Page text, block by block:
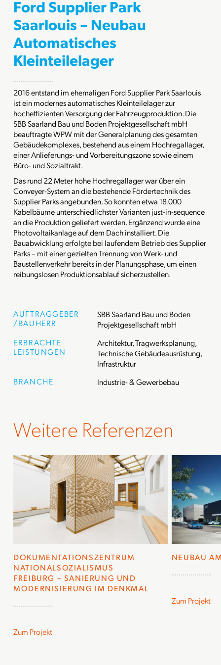
Ford Supplier Park
Saarlouis – Neubau
Automatisches
Kleinteilelager
2016 entstand im ehemaligen Ford Supplier Park Saarlouis
ist ein modernes automatisches Kleinteilelager zur
hocheffizienten Versorgung der Fahrzeugproduktion. Die
SBB Saarland Bau und Boden Projektgesellschaft mbH
beauftragte WPW mit der Generalplanung des gesamten
Gebäudekomplexes, bestehend aus einem Hochregallager,
einer Anlieferungs- und Vorbereitungszone sowie einem
Büro- und Sozialtrakt.
Das rund 22 Meter hohe Hochregallager war über ein
Conveyer-System an die bestehende Fördertechnik des
Supplier Parks angebunden. So konnten etwa 18.000
Kabelbäume unterschiedlichster Varianten just-in-sequence
an die Produktion geliefert werden. Ergänzend wurde eine
Photovoltaikanlage auf dem Dach installiert. Die
Bauabwicklung erfolgte bei laufendem Betrieb des Supplier
Parks – mit einer gezielten Trennung von Werk- und
Baustellenverkehr bereits in der Planungsphase, um einen
reibungslosen Produktionsablauf sicherzustellen.
AUFTRAGGEBER
/BAUHERR
SBB Saarland Bau und Boden
Projektgesellschaft mbH
ERBRACHTE
LEISTUNGEN
Architektur, Tragwerksplanung,
Technische Gebäudeausrüstung,
Infrastruktur
BRANCHE
Industrie- & Gewerbebau
Weitere Referenzen
DOKUMENTATIONSZENTRUM
NATIONALSOZIALISMUS
FREIBURG – SANIERUNG UND
MODERNISIERUNG IM DENKMAL
Zum Projekt
NEUBAU
Zum Projekt